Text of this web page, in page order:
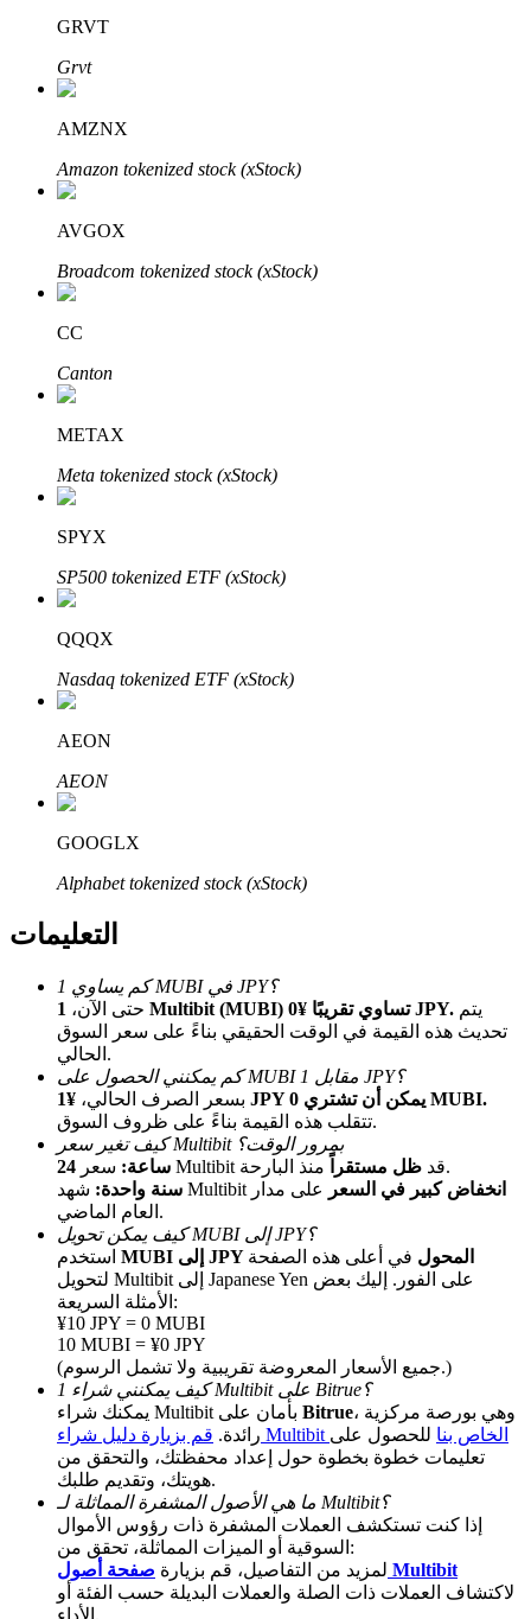
الاستثمار التلقائي
تعرف على كيفية كسب الدخل السلبي
Bitrue
شركاء بيترو
شركاء Bitrue
تصل العمولات إلى 65٪!
الإحالة
قم بدعوة صديق لتحصل على مكافآت نقدية
BTC Welcome Rewards
GRVT
Grvt
AMZNX
Amazon tokenized stock (xStock)
AVGOX
Broadcom tokenized stock (xStock)
CC
Canton
METAX
Meta tokenized stock (xStock)
SPYX
SP500 tokenized ETF (xStock)
QQQX
Nasdaq tokenized ETF (xStock)
AEON
AEON
GOOGLX
Alphabet tokenized stock (xStock)
التعليمات
كم يساوي 1 MUBI في JPY؟
حتى الآن،
1 Multibit (MUBI) تساوي تقريبًا ¥0 JPY.
تحديث هذه القيمة في الوقت الحقيقي بناءً على سعر السوق
الحالي.
كم يمكنني الحصول على MUBI مقابل 1 JPY؟
بسعر الصرف الحالي،
¥1 JPY يمكن أن تشتري 0 MUBI.
تتقلب هذه القيمة بناءً على ظروف السوق.
كيف تغير سعر Multibit بمرور الوقت؟
24 ساعة:
سعر Multibit قد ظل مستقراً
منذ البارحة.
سنة واحدة: شهد Multibit انخفاض كبير في السعر
على مدار
العام الماضي.
كيف يمكن تحويل MUBI إلى JPY؟
MUBI إلى JPY المحول في أعلى هذه الصفحة
لتحويل Multibit إلى Japanese Yen على الفور. إليك بعض
الأمثلة السريعة:
¥10 JPY = 0 MUBI
10 MUBI = ¥0 JPY
(جميع الأسعار المعروضة تقريبية ولا تشمل الرسوم.)
كيف يمكنني شراء 1 Multibit على Bitrue؟
Bitrue، وهي بورصة مركزية
رائدة.
قم بزيارة دليل شراء Multibit الخاص بنا للحصول على
تعليمات خطوة بخطوة حول إعداد محفظتك، والتحقق من
هويتك، وتقديم طلبك.
ما هي الأصول المشفرة المماثلة لـ Multibit؟
إذا كنت تستكشف العملات المشفرة ذات رؤوس الأموال
السوقية أو الميزات المماثلة، تحقق من:
لمزيد من التفاصيل، قم بزيارة صفحة أصول Multibit
لاكتشاف العملات ذات الصلة والعملات البديلة حسب الفئة أو
الأداء.